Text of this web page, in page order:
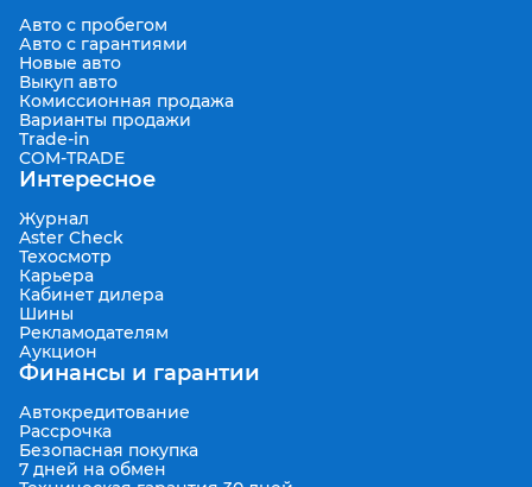
Авто с пробегом
Авто с гарантиями
Новые авто
Выкуп авто
Комиссионная продажа
Варианты продажи
Trade-in
COM-TRADE
Интересное
Журнал
Aster Check
Техосмотр
Карьера
Кабинет дилера
Шины
Рекламодателям
Аукцион
Финансы и гарантии
Автокредитование
Рассрочка
Безопасная покупка
7 дней на обмен